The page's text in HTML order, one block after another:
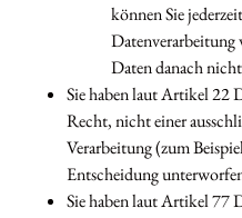
können Sie
Daten danach
Sie haben laut Artikel 22
Recht, nicht einer
Verarbeitung (zum
Entscheidung
Sie haben laut Artikel 77